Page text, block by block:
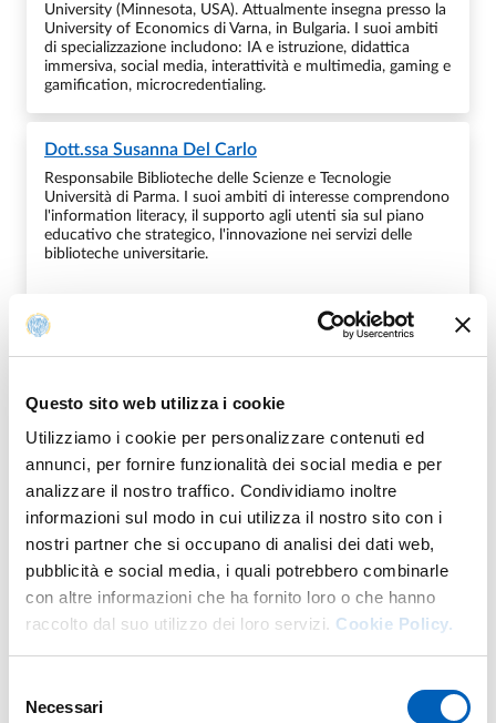
Questo sito web utilizza i cookie
Utilizziamo i cookie per personalizzare contenuti ed
annunci, per fornire funzionalità dei social media e per
analizzare il nostro traffico. Condividiamo inoltre
informazioni sul modo in cui utilizza il nostro sito con i
nostri partner che si occupano di analisi dei dati web,
pubblicità e social media, i quali potrebbero combinarle
con altre informazioni che ha fornito loro o che hanno
raccolto dal suo utilizzo dei loro servizi. Cookie Policy.
delNecessari
University (Minnesota, USA). Attualmente insegna presso la
University of Economics di Varna, in Bulgaria. I suoi ambiti
di specializzazione includono: IA e istruzione, didattica
immersiva, social media, interattività e multimedia, gaming e
gamification, microcredentialing.
Dott.ssa Susanna Del Carlo
Responsabile Biblioteche delle Scienze e Tecnologie
Università di Parma. I suoi ambiti di interesse comprendono
l'information literacy, il supporto agli utenti sia sul piano
educativo che strategico, l'innovazione nei servizi delle
biblioteche universitarie.
Access mode
Live: Ingresso previa iscrizione
Online: Accesso previa registrazione
È possibile partecipare in presenza oppure online,
scrivendo adavide.zeppellini@unipr.it
Il seminario sarà accompagnato da traduzione simultanea
dall’inglese all’italiano, con sottotitoli visualizzati sotto le